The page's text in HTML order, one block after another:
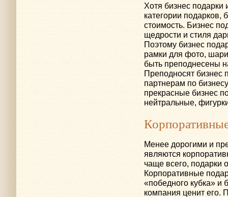
Хотя бизнес
категории подарков,
стоимость. Бизнес
щедрости и стиля
Поэтому бизнес
рамки для фото,
быть преподнесены
Преподносят бизнес
партнерам по
прекрасные бизнес
нейтральные,
Менее дорогими и
являются
чаще всего, подарки
Корпоративные
«победного кубка» и
компания ценит его.